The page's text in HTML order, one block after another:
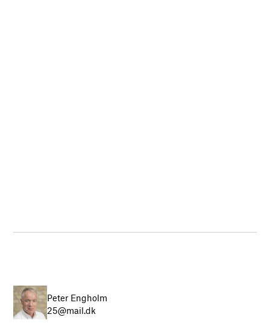
Peter Engholm
25@mail.dk